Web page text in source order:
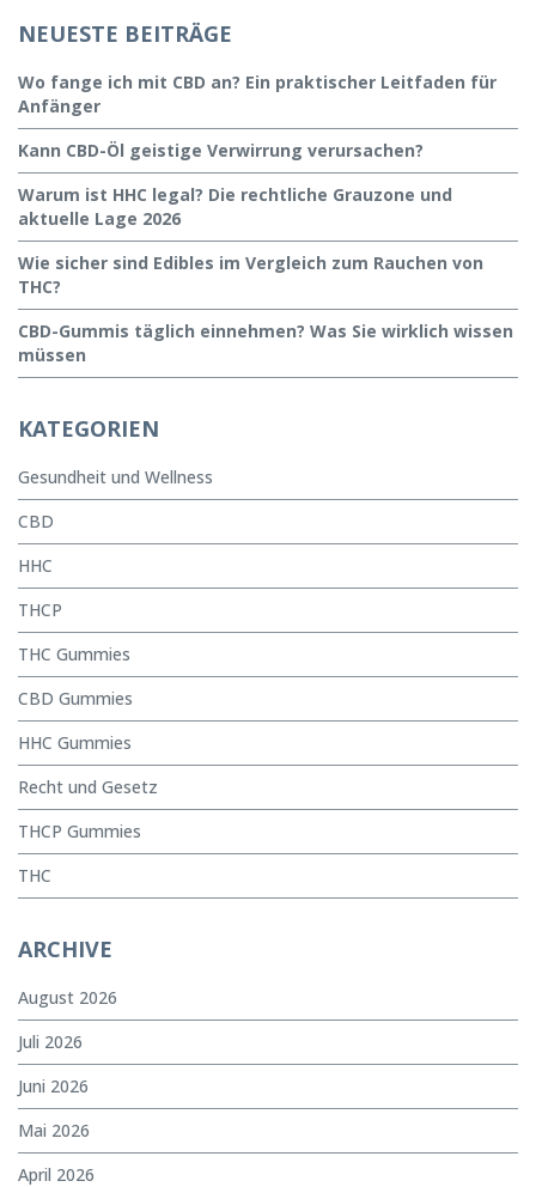
NEUESTE BEITRÄGE
Wo fange ich mit CBD an? Ein praktischer Leitfaden für
Anfänger
Kann CBD-Öl geistige Verwirrung verursachen?
Warum ist HHC legal? Die rechtliche Grauzone und
aktuelle Lage 2026
Wie sicher sind Edibles im Vergleich zum Rauchen von
THC?
CBD-Gummis täglich einnehmen? Was Sie wirklich wissen
müssen
KATEGORIEN
Gesundheit und Wellness
CBD
HHC
THCP
THC Gummies
CBD Gummies
HHC Gummies
Recht und Gesetz
THCP Gummies
THC
ARCHIVE
August 2026
Juli 2026
Juni 2026
Mai 2026
April 2026